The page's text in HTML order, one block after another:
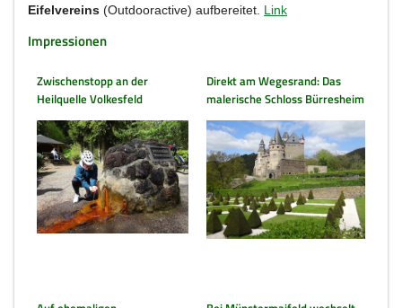
Eifelvereins (Outdooractive) aufbereitet. Link
Impressionen
Zwischenstopp an der
Heilquelle Volkesfeld
Direkt am Wegesrand: Das
malerische Schloss Bürresheim